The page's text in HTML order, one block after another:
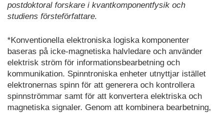
postdoktoral forskare i kvantkomponentfysik och
studiens försteförfattare.
*Konventionella elektroniska logiska komponenter
baseras på icke-magnetiska halvledare och använder
elektrisk ström för informationsbearbetning och
kommunikation. Spinntroniska enheter utnyttjar istället
elektronernas spinn för att generera och kontrollera
spinnströmmar samt för att konvertera elektriska och
magnetiska signaler. Genom att kombinera bearbetning,